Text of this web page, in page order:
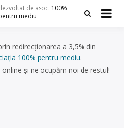
de asoc. 100%
mediu
redirecționarea a 3,5% din
100% pentru mediu.
online și ne ocupăm noi de restul!